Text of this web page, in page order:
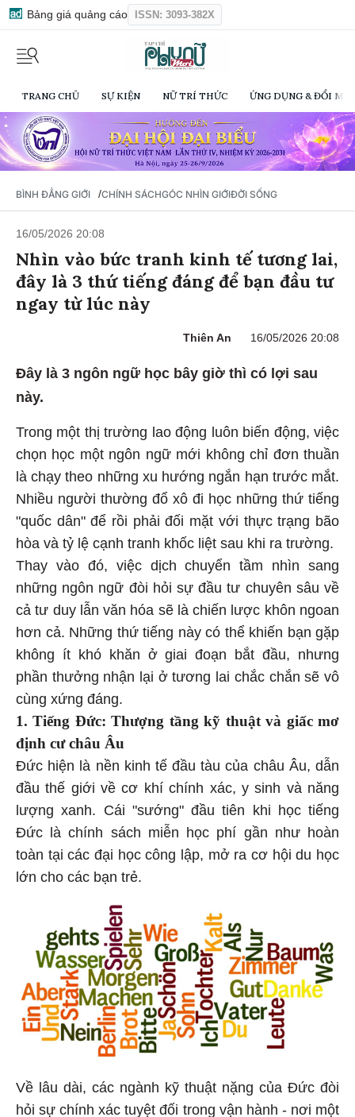
Bảng giá quảng cáo ISSN: 3093-382X
TRANG CHỦ SỰ KIỆN NỮ TRÍ THỨC ỨNG DỤNG & ĐỔI
BÌNH ĐẲNG GIỚI /CHÍNH SÁCHGÓC NHÌN GIỚIĐỜI SỐNG
16/05/2026 20:08
Nhìn vào bức tranh kinh tế tương lai,
đây là 3 thứ tiếng đáng để bạn đầu tư
ngay từ lúc này
Thiên An 16/05/2026 20:08
Đây là 3 ngôn ngữ học bây giờ thì có lợi sau
này.
Trong một thị trường lao động luôn biến động, việc
chọn học một ngôn ngữ mới không chỉ đơn thuần
là chạy theo những xu hướng ngắn hạn trước mắt.
Nhiều người thường đổ xô đi học những thứ tiếng
"quốc dân" để rồi phải đối mặt với thực trạng bão
hòa và tỷ lệ cạnh tranh khốc liệt sau khi ra trường.
Thay vào đó, việc dịch chuyển tầm nhìn sang
những ngôn ngữ đòi hỏi sự đầu tư chuyên sâu về
cả tư duy lẫn văn hóa sẽ là chiến lược khôn ngoan
hơn cả. Những thứ tiếng này có thể khiến bạn gặp
không ít khó khăn ở giai đoạn bắt đầu, nhưng
phần thưởng nhận lại ở tương lai chắc chắn sẽ vô
cùng xứng đáng.
1. Tiếng Đức: Thượng tầng kỹ thuật và giấc mơ
định cư châu Âu
Đức hiện là nền kinh tế đầu tàu của châu Âu, dẫn
đầu thế giới về cơ khí chính xác, y sinh và năng
lượng xanh. Cái "sướng" đầu tiên khi học tiếng
Đức là chính sách miễn học phí gần như hoàn
toàn tại các đại học công lập, mở ra cơ hội du học
lớn cho các bạn trẻ.
Về lâu dài, các ngành kỹ thuật nặng của Đức đòi
hỏi sự chính xác tuyệt đối trong vận hành - nơi một